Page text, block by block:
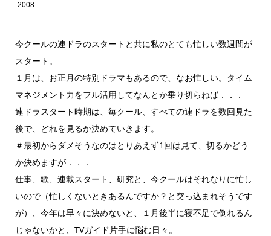
2008
今クールの連ドラのスタートと共に私のとても忙しい数週間が
スタート。
１月は、お正月の特別ドラマもあるので、なお忙しい。タイム
マネジメント力をフル活用してなんとか乗り切らねば．．．
連ドラスタート時期は、毎クール、すべての連ドラを数回見た
後で、どれを見るか決めていきます。
＃最初からダメそうなのはとりあえず1回は見て、切るかどう
か決めますが．．．
仕事、歌、連載スタート、研究と、今クールはそれなりに忙し
いので（忙しくないときあるんですか？と突っ込まれそうです
が）、今年は早々に決めないと、１月後半に寝不足で倒れるん
じゃないかと、TVガイド片手に悩む日々。